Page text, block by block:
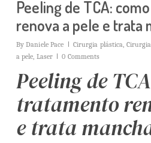
Peeling de TCA:
renova a pele e trata
By Daniele Pace Cirurgia plástica
a pele Laser 0 Comments
Peeling de
tratamento
e trata